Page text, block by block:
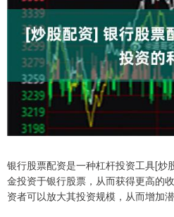
银行股票配资是一种杠杆投资工具[炒
金投资于银行股票，从而获得更高的
资者可以放大其投资规模，从而增加潜